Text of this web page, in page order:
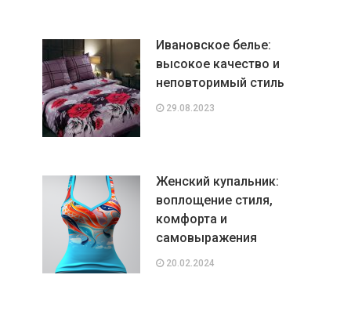
Ивановское белье:
высокое качество и
неповторимый стиль
29.08.2023
Женский купальник:
воплощение стиля,
комфорта и
самовыражения
20.02.2024